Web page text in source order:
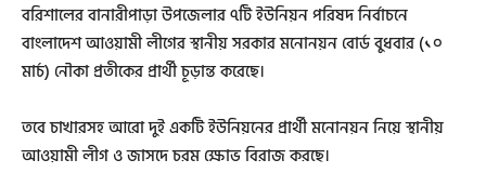
বরিশালের বানারীপাড়া উপজেলার ৭টি ইউনিয়ন পরিষদ নির্বাচনে
বাংলাদেশ আওয়ামী লীগের স্থানীয় সরকার মনোনয়ন বোর্ড বুধবার (১০
মার্চ) নৌকা প্রতীকের প্রার্থী চূড়ান্ত করেছে।
তবে চাখারসহ আরো দুই একটি ইউনিয়নের প্রার্থী মনোনয়ন নিয়ে স্থানীয়
আওয়ামী লীগ ও জাসদে চরম ক্ষোভ বিরাজ করছে।